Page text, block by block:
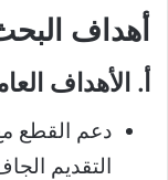
أهداف
أ. الأهداف
دعم القطع
التقديم